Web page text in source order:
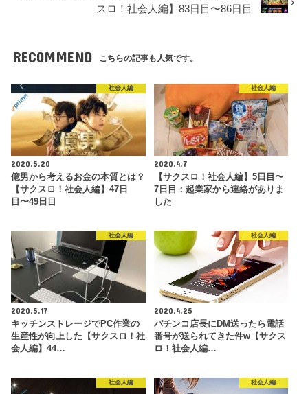
スロ！社会人編】83日目〜86日目
RECOMMEND こちらの記事も人気です。
社会人編
2020.5.20
億男から考えるお金の本質とは？
【サクスロ！社会人編】47日
目〜49日目
社会人編
2020.4.7
【サクスロ！社会人編】5日目〜
7日目：起業家から連絡がありま
した
社会人編
2020.5.17
キッチンストレージでPC作業の
生産性が向上した【サクスロ！社
会人編】44…
社会人編
2020.4.25
パチンコ店長にDM送ったら電話
番号が送られてきた件w【サクス
ロ！社会人編…
社会人編 社会人編